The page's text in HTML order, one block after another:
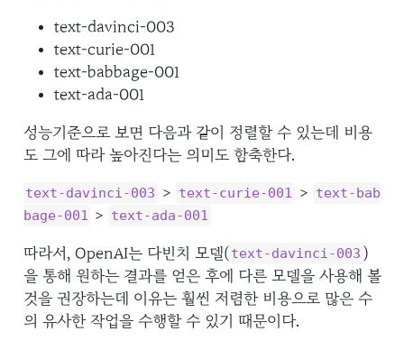
text-davinci-003
text-curie-001
text-babbage-001
text-ada-001
성능기준으로 보면 다음과 같이 정렬할 수 있는데 비용
도 그에 따라 높아진다는 의미도 함축한다.
text-davinci-003 > text-curie-001 > text-bab
bage-001 > text-ada-001
따라서, OpenAI는 다빈치 모델(text-davinci-003 )
을 통해 원하는 결과를 얻은 후에 다른 모델을 사용해 볼
것을 권장하는데 이유는 훨씬 저렴한 비용으로 많은 수
의 유사한 작업을 수행할 수 있기 때문이다.